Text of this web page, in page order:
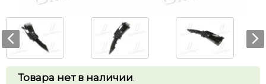
Товара нет в наличии.